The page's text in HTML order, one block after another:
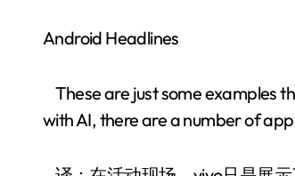
Android Headlines
These are just some examples
with AI, there are a number of